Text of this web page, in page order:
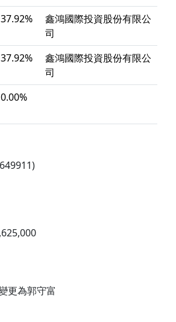
37.92%
鑫鴻國際投資股份有限公
司
37.92%
鑫鴻國際投資股份有限公
司
0.00%
更為郭守富